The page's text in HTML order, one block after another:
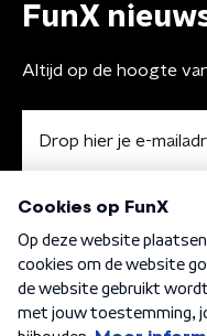
FunX
Altijd op de hoogte
Algemene voorwaarden